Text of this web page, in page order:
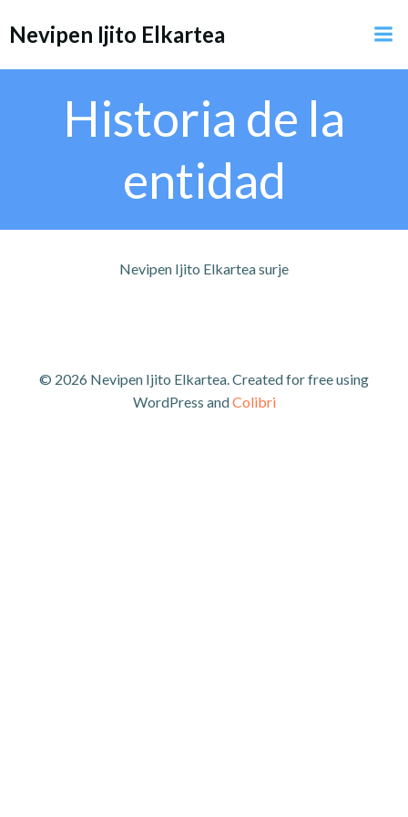
al
Nevipen Ijito Elkartea
Historia de la
entidad
Nevipen Ijito Elkartea surje
© 2026 Nevipen Ijito Elkartea. Created for free using
WordPress andColibri